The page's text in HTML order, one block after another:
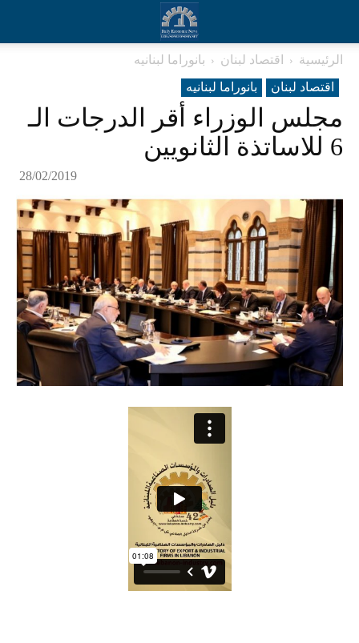
الرئيسية اقتصاد لبنان
بانوراما لبنانیه
اقتصاد لبنان
بانوراما لبنانیه
مجلس الوزراء أقر الدرجات الـ
6 للاساتذة الثانويين
28/02/2019